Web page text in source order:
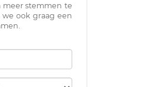
meer stemmen te
we ook graag een